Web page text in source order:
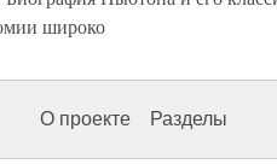
широко
О проекте Разделы